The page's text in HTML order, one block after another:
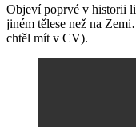
Objeví poprvé v historii
jiném tělese než na
chtěl mít v CV).